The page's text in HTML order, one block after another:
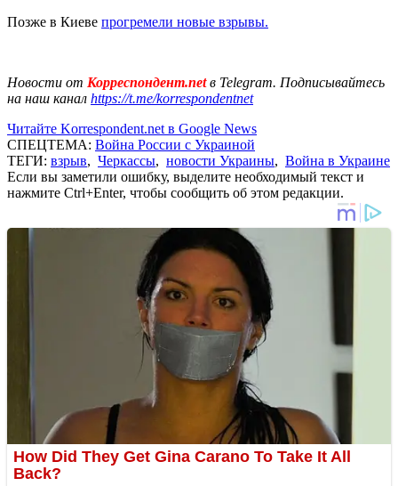
Позже в Киеве прогремели новые взрывы.
Новости от Корреспондент.netв Telegram. Подписывайтесь
на наш канал https://t.me/korrespondentnet
Читайте Korrespondent.net в Google News
СПЕЦТЕМА: Война России с Украиной
ТЕГИ: взрыв, Черкассы, новости Украины, Война в Украине
Если вы заметили ошибку, выделите необходимый текст и
нажмите Ctrl+Enter, чтобы сообщить об этом редакции.